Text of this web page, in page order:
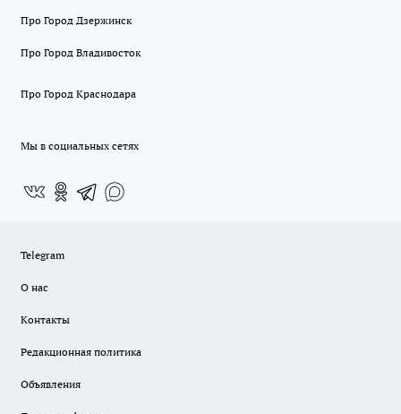
Про Город Дзержинск
Про Город Владивосток
Про Город Краснодара
Мы в социальных сетях
Telegram
О нас
Контакты
Редакционная политика
Объявления